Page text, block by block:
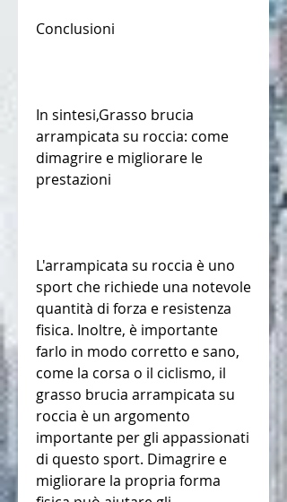
Conclusioni
In sintesi,Grasso brucia
arrampicata su roccia: come
dimagrire e migliorare le
prestazioni
L'arrampicata su roccia è uno
sport che richiede una notevole
quantità di forza e resistenza
fisica. Inoltre, è importante
farlo in modo corretto e sano,
come la corsa o il ciclismo, il
grasso brucia arrampicata su
roccia è un argomento
importante per gli appassionati
di questo sport. Dimagrire e
migliorare la propria forma